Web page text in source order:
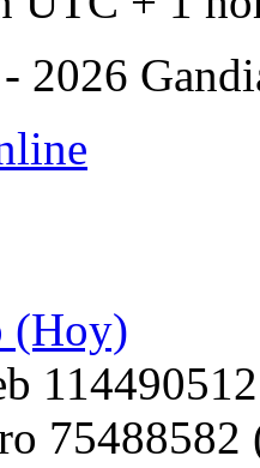
(Hoy)
75488582